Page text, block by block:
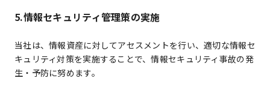
5.情報セキュリティ管理策の実施
当社は、情報資産に対してアセスメントを行い、適切な情報セ
キュリティ対策を実施することで、情報セキュリティ事故の発
生・予防に努めます。